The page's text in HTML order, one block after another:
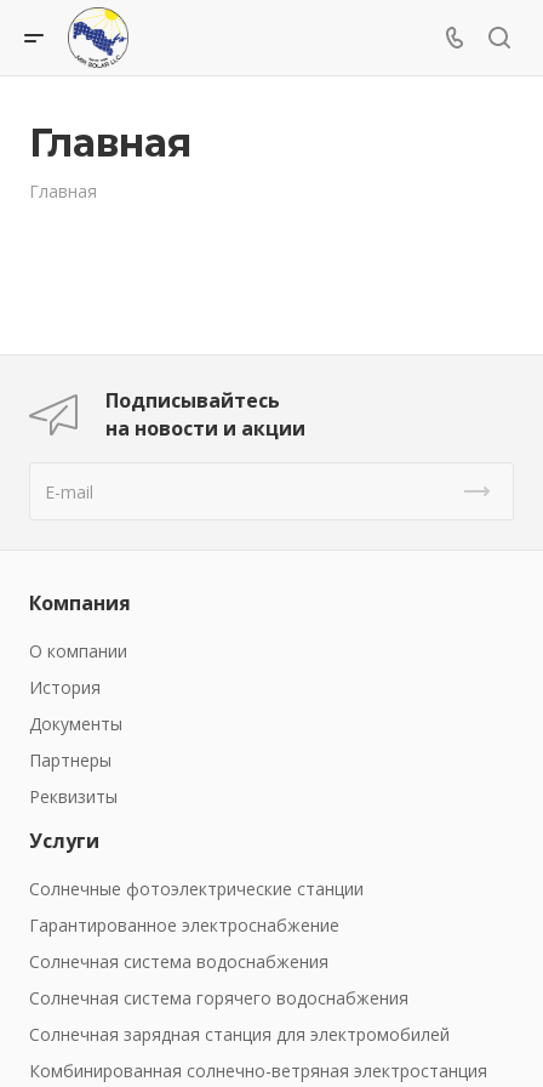
Главная
Главная
Подписывайтесь
на новости и акции
Компания
О компании
История
Документы
Партнеры
Реквизиты
Услуги
Солнечные фотоэлектрические станции
Гарантированное электроснабжение
Солнечная система водоснабжения
Солнечная система горячего водоснабжения
Солнечная зарядная станция для электромобилей
Комбинированная солнечно-ветряная электростанция